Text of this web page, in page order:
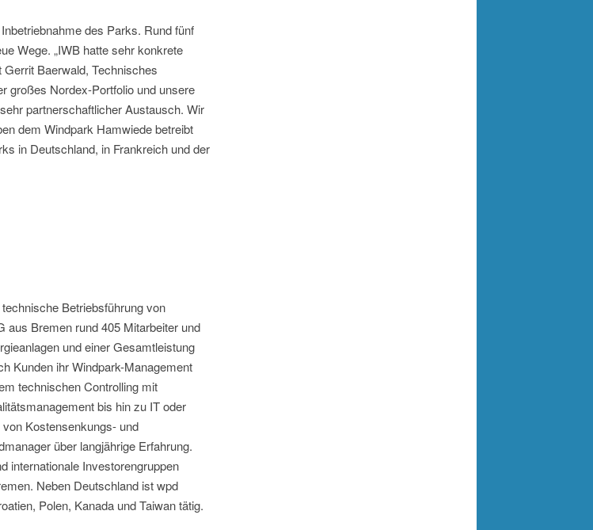
des Parks. Rund fünf
Wege. „IWB hatte sehr konkrete
Baerwald, Technisches
großes Nordex-Portfolio und unsere
partnerschaftlicher Austausch. Wir
dem Windpark Hamwiede betreibt
in Deutschland, in Frankreich und der
Betriebsführung von
aus Bremen rund 405 Mitarbeiter und
und einer Gesamtleistung
Kunden ihr Windpark-Management
technischen Controlling mit
bis hin zu IT oder
Kostensenkungs- und
über langjährige Erfahrung.
internationale Investorengruppen
Neben Deutschland ist wpd
Polen, Kanada und Taiwan tätig.